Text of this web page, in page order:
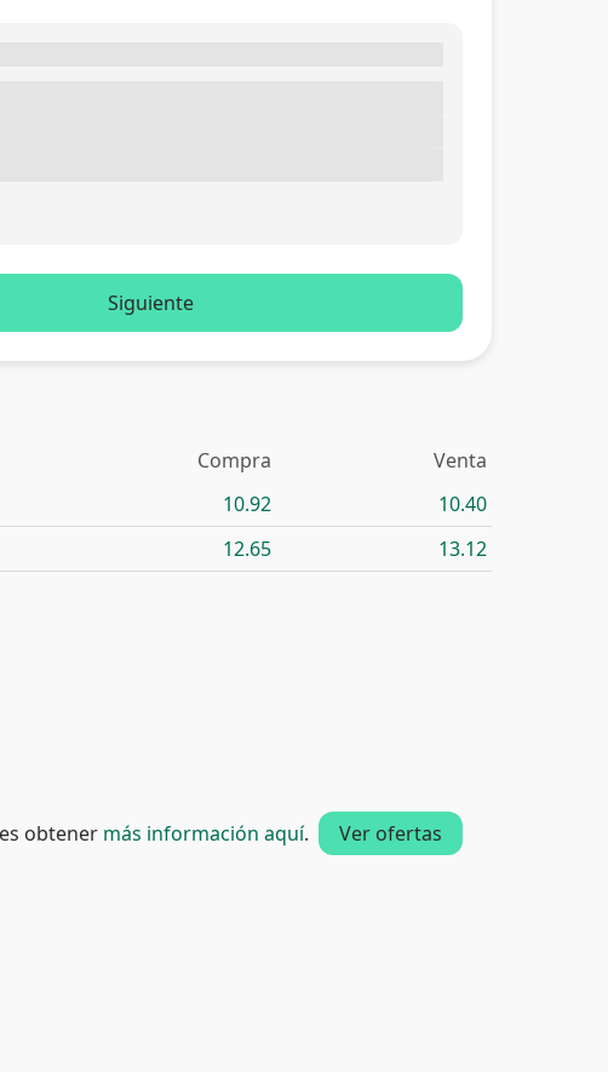
Siguiente
Compra
Venta
10.92
10.40
12.65 13.12
obtener más información aquí. Ver ofertas